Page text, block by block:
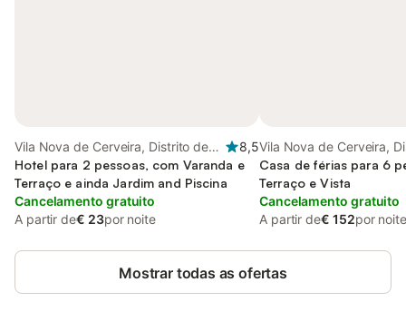
Vila Nova de Cerveira, Distrito de
Viana do Castelo
8,5
Hotel para 2 pessoas, com Varanda e
Terraço e ainda Jardim and Piscina
Cancelamento gratuito
A partir de€ 23por noite
Vila Nova de Cerveira,
Viana do Castelo
Casa de férias para 6
Terraço e Vista
Cancelamento gratuito
A partir de€ 152por noite
Mostrar todas as ofertas